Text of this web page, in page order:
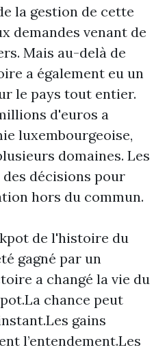
la gestion de cette
demandes venant de
Mais au-delà de
a également eu un
le pays tout entier.
d'euros a
luxembourgeoise,
domaines. Les
décisions pour
hors du commun.
de l'histoire du
gagné par un
a changé la vie du
chance peut
gains
l’entendement.Les